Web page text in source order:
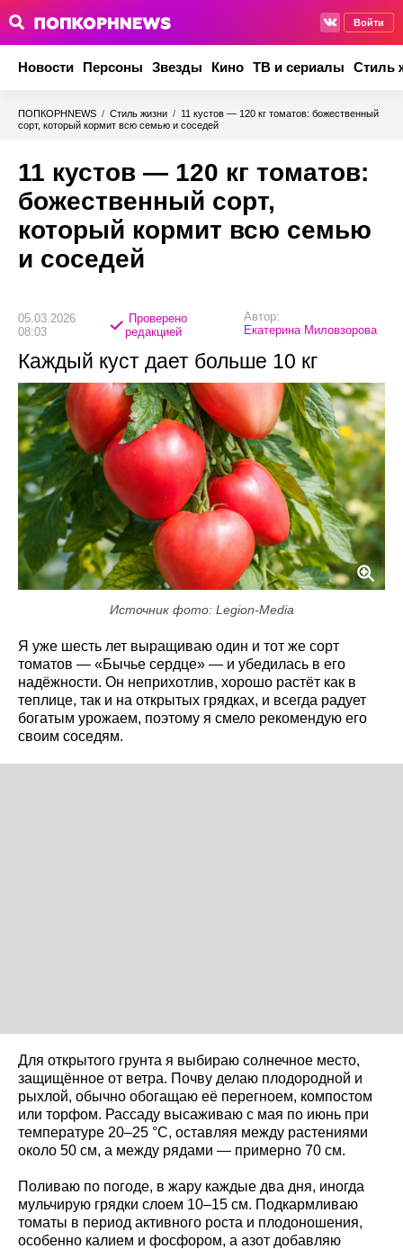
Войти
Новости Персоны Звезды Кино ТВ и сериалы Стиль
ПОПКОРНNEWS / Стиль жизни / 11 кустов — 120 кг томатов: божественный
сорт, который кормит всю семью и соседей
11 кустов — 120 кг томатов:
божественный сорт,
который кормит всю семью
и соседей
05.03.2026
08:03
Проверено
редакцией
Автор:
Екатерина Миловзорова
Каждый куст дает больше 10 кг
Источник фото: Legion-Media
Я уже шесть лет выращиваю один и тот же сорт
томатов — «Бычье сердце» — и убедилась в его
надёжности. Он неприхотлив, хорошо растёт как в
теплице, так и на открытых грядках, и всегда радует
богатым урожаем, поэтому я смело рекомендую его
своим соседям.
Для открытого грунта я выбираю солнечное место,
защищённое от ветра. Почву делаю плодородной и
рыхлой, обычно обогащаю её перегноем, компостом
или торфом. Рассаду высаживаю с мая по июнь при
температуре 20–25 °C, оставляя между растениями
около 50 см, а между рядами — примерно 70 см.
Поливаю по погоде, в жару каждые два дня, иногда
мульчирую грядки слоем 10–15 см. Подкармливаю
томаты в период активного роста и плодоношения,
особенно калием и фосфором, а азот добавляю